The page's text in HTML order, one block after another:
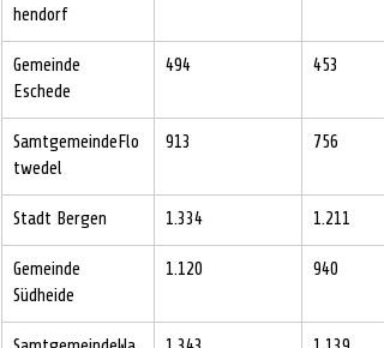
hendorf
Gemeinde
Eschede
494 453
SamtgemeindeFlo
twedel
913 756
Stadt Bergen 1.334 1.211
Gemeinde
Südheide
1.120 940